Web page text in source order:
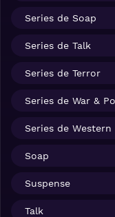
Series de Soap
Series de Talk
Series de Terror
Series de War &
Series de Western
Soap
Suspense
Talk